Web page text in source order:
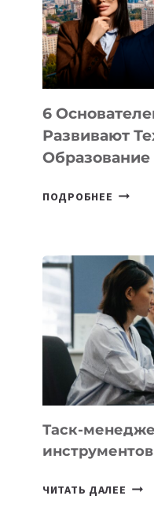
ОТ
OPENAI
6
Развивают
Образование
ПОДРОБНЕЕ 6
Таск-
ЧИТАТЬ ДАЛЕЕ ТАСК-